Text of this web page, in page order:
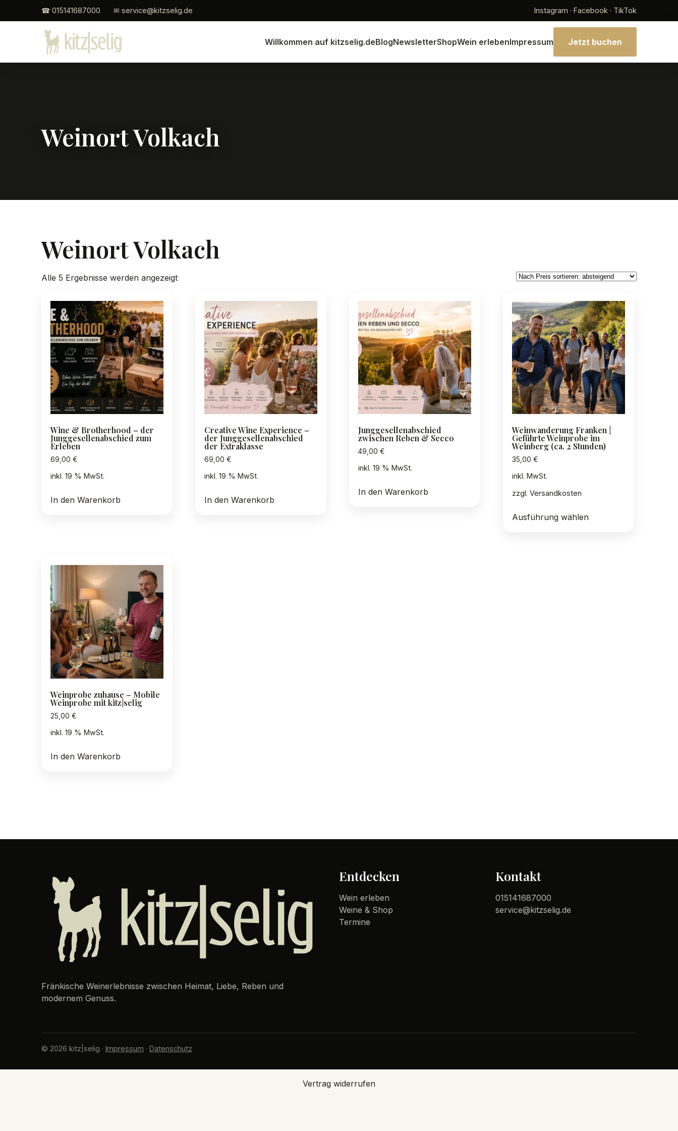
☎ 015141687000 ✉ service@kitzselig.de Instagram · Facebook · TikTok
Willkommen auf kitzselig.deBlogNewsletterShopWein erlebenImpressum Jetzt buchen
Weinort Volkach
Weinort Volkach
Alle 5 Ergebnisse werden angezeigtNach
sortiert:
absteigend
Wine & Brotherhood – der
Junggesellenabschied zum
Erleben
69,00 €
inkl. 19 % MwSt.
In den Warenkorb
Creative Wine Experience –
der Junggesellenabschied
der Extraklasse
69,00€
inkl. 19 % MwSt.
In den Warenkorb
Junggesellenabschied
zwischen Reben & Secco
49,00€
inkl. 19 % MwSt.
In den Warenkorb
Weinwanderung Franken |
Geführte Weinprobe im
Weinberg (ca. 2 Stunden)
35,00€
inkl. MwSt.
zzgl.Versandkosten
Ausführung wählenProdukt
Weinprobe zuhause – Mobile
Weinprobe mit kitz|selig
25,00 €
inkl. 19 % MwSt.
In den Warenkorb
Fränkische Weinerlebnisse zwischen Heimat, Liebe, Reben und
modernem Genuss.
Entdecken
Wein erleben
Weine & Shop
Termine
Kontakt
015141687000
service@kitzselig.de
© 2026 kitz|selig · Impressum · Datenschutz
Vertrag widerrufen